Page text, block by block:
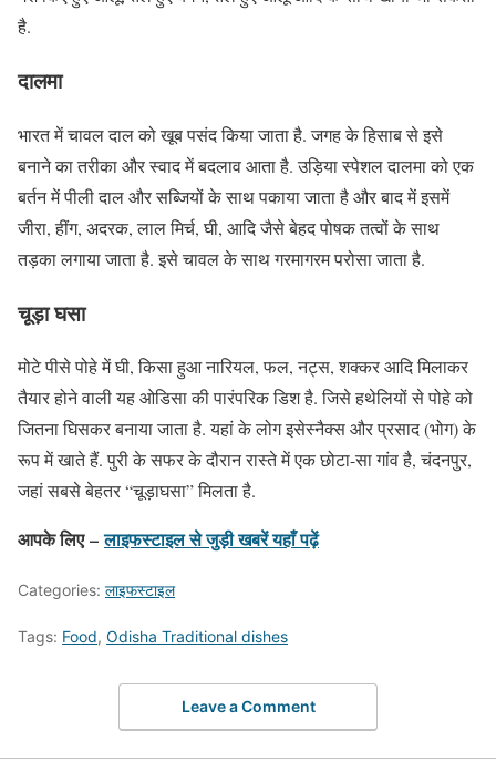
है.
दालमा
भारत में चावल दाल को खूब पसंद किया जाता है. जगह के हिसाब से इसे
बनाने का तरीका और स्वाद में बदलाव आता है. उड़िया स्पेशल दालमा को एक
बर्तन में पीली दाल और सब्जियों के साथ पकाया जाता है और बाद में इसमें
जीरा, हींग, अदरक, लाल मिर्च, घी, आदि जैसे बेहद पोषक तत्वों के साथ
तड़का लगाया जाता है. इसे चावल के साथ गरमागरम परोसा जाता है.
चूड़ा घसा
मोटे पीसे पोहे में घी, किसा हुआ नारियल, फल, नट्स, शक्कर आदि मिलाकर
तैयार होने वाली यह ओडिसा की पारंपरिक डिश है. जिसे हथेलियों से पोहे को
जितना घिसकर बनाया जाता है. यहां के लोग इसेस्नैक्स और प्रसाद (भोग) के
रूप में खाते हैं. पुरी के सफर के दौरान रास्ते में एक छोटा-सा गांव है, चंदनपुर,
जहां सबसे बेहतर “चूड़ाघसा” मिलता है.
आपके लिए –लाइफस्टाइलसे जुड़ी खबरें यहाँ पढ़ें
Categories: लाइफस्टाइल
Tags: Food, Odisha Traditional dishes
Leave a Comment